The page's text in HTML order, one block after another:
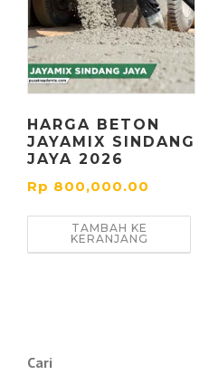
HARGA BETON
JAYAMIX SINDANG
JAYA 2026
Rp 800,000.00
TAMBAH KE
KERANJANG
Cari